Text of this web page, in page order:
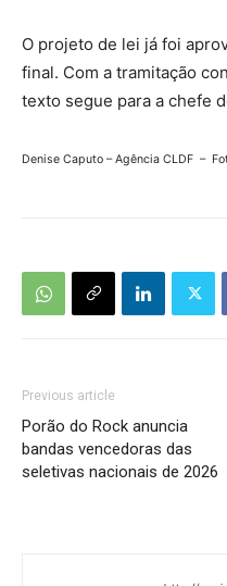
O projeto de lei já foi
final. Com a tramitação
texto segue para a chefe
Denise Caputo – Agência CLDF –
Previous article
Porão do Rock anuncia
bandas vencedoras das
seletivas nacionais de 2026